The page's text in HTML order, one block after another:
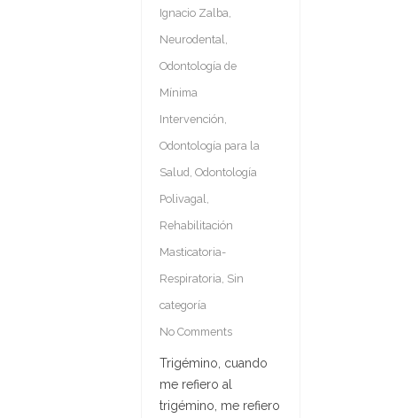
Ignacio Zalba
Neurodental
Odontología de
Mínima
Intervención
Odontología para la
Salud Odontología
Polivagal
Rehabilitación
Masticatoria-
Respiratoria Sin
categoría
No Comments
Trigémino, cuando
me refiero al
trigémino, me refiero